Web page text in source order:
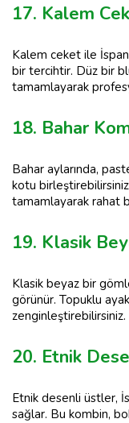
17. Kalem
Kalem ceket ile
bir tercihtir. Düz bir
tamamlayarak
18. Bahar
Bahar aylarında,
kotu
tamamlayarak rahat
19. Klasik
Klasik beyaz bir
görünür. Topuklu
zenginleştirebilirsiniz.
20. Etnik
Etnik desenli üstler,
sağlar. Bu kombin,